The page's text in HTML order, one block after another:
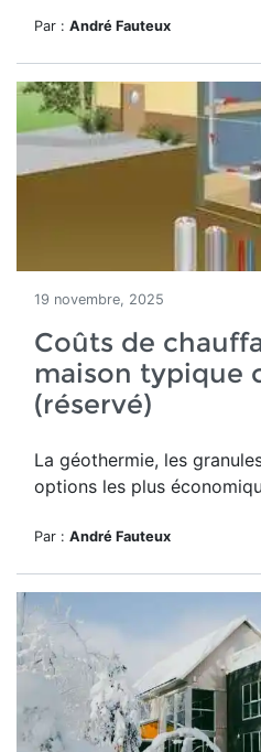
Par : André Fauteux
19 novembre, 2025
Coûts de
maison typique
(réservé)
La géothermie, les
options les plus
Par : André Fauteux